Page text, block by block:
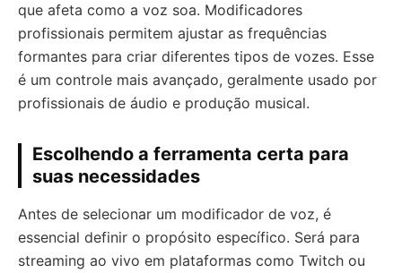
que afeta como a voz soa. Modificadores
profissionais permitem ajustar as frequências
formantes para criar diferentes tipos de vozes. Esse
é um controle mais avançado, geralmente usado por
profissionais de áudio e produção musical.
Escolhendo a ferramenta certa para
suas necessidades
Antes de selecionar um modificador de voz, é
essencial definir o propósito específico. Será para
streaming ao vivo em plataformas como Twitch ou